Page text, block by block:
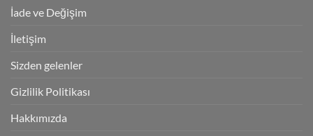
İade ve Değişim
İletişim
Sizden gelenler
Gizlilik Politikası
Hakkımızda